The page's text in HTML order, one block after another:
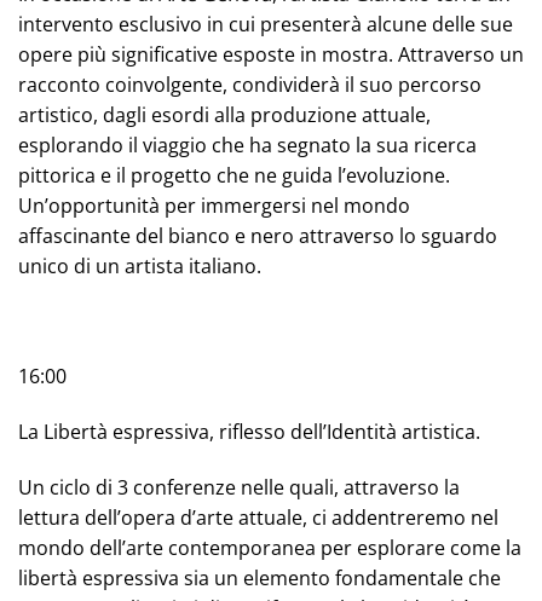
intervento esclusivo in cui presenterà alcune delle sue
opere più significative esposte in mostra. Attraverso un
racconto coinvolgente, condividerà il suo percorso
artistico, dagli esordi alla produzione attuale,
esplorando il viaggio che ha segnato la sua ricerca
pittorica e il progetto che ne guida l’evoluzione.
Un’opportunità per immergersi nel mondo
affascinante del bianco e nero attraverso lo sguardo
unico di un artista italiano.
16:00
La Libertà espressiva, riflesso dell’Identità artistica.
Un ciclo di 3 conferenze nelle quali, attraverso la
lettura dell’opera d’arte attuale, ci addentreremo nel
mondo dell’arte contemporanea per esplorare come la
libertà espressiva sia un elemento fondamentale che